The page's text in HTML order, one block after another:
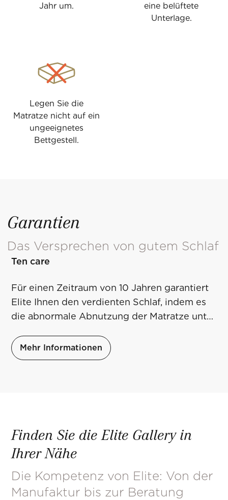
Jahr um.
eine belüftete
Unterlage.
Legen Sie die
Matratze nicht auf ein
ungeeignetes
Bettgestell.
Garantien
Das Versprechen von gutem Schlaf
Ten care
Für einen Zeitraum von 10 Jahren garantiert
Elite Ihnen den verdienten Schlaf, indem es
die abnormale Abnutzung der Matratze unter
Bedingungen berücksichtigt, die Sie unter
dem untenstehenden Link finden.
Mehr Informationen
Finden Sie die Elite Gallery in
Ihrer Nähe
Die Kompetenz von Elite: Von der
Manufaktur bis zur Beratung